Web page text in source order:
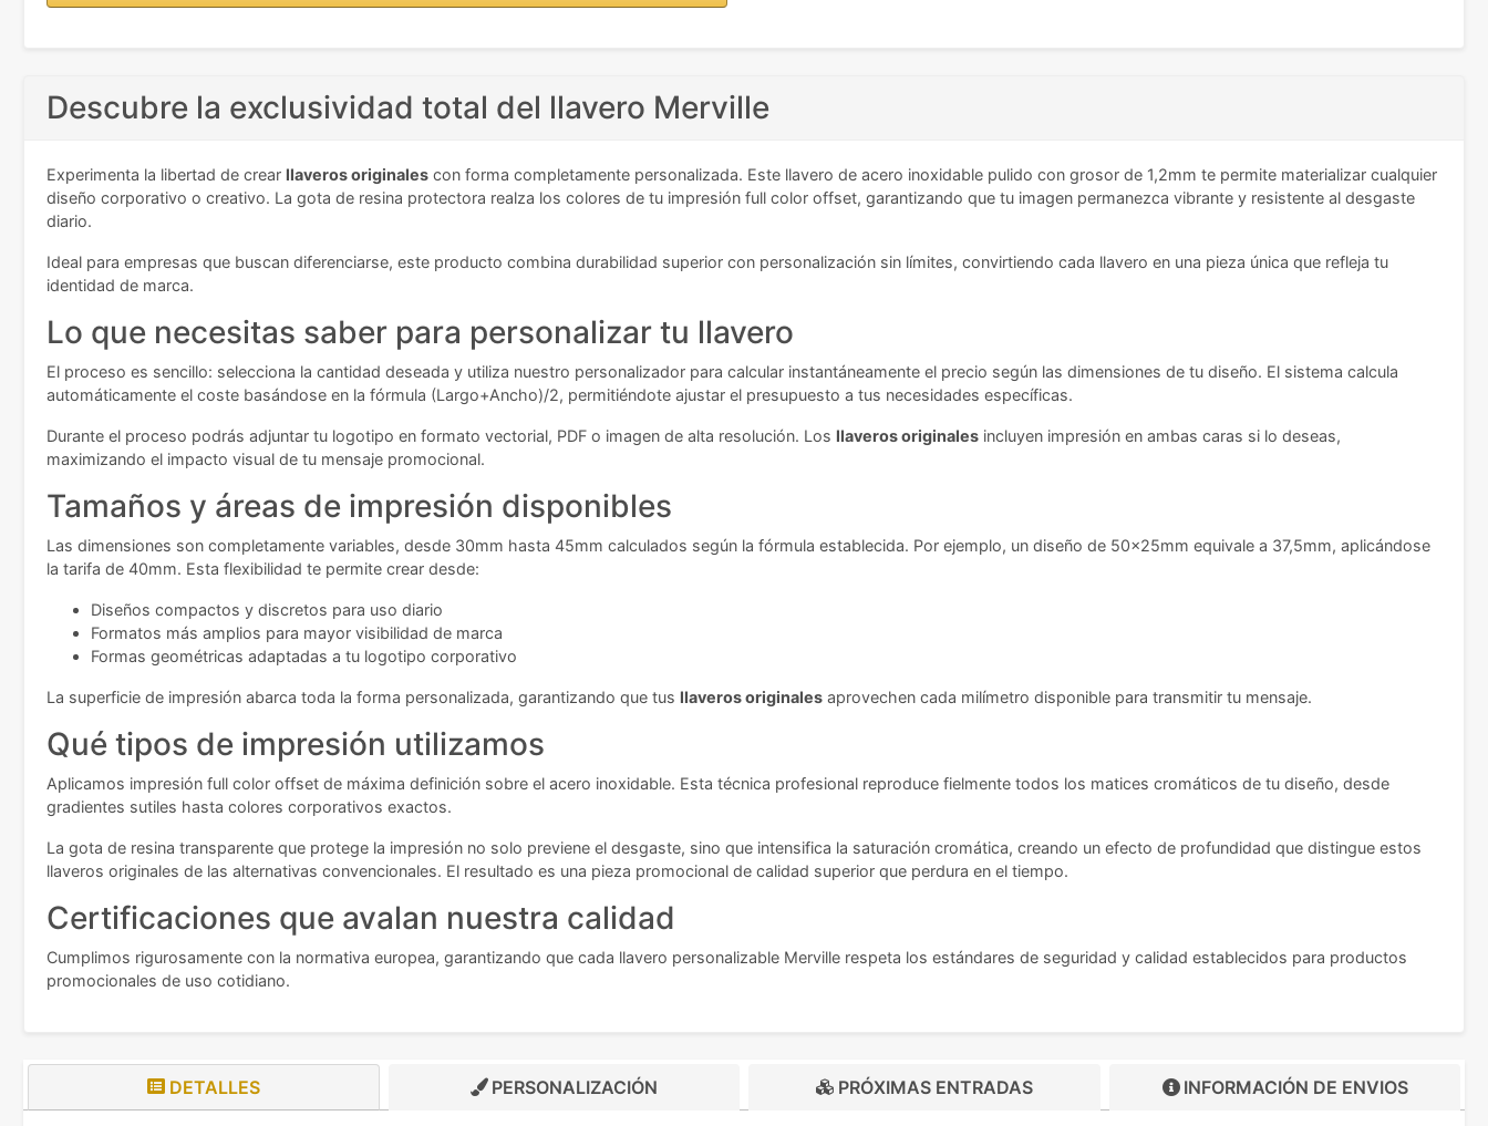
Descubre la exclusividad total del llavero Merville
Experimenta la libertad de crear llaveros originales con forma completamente personalizada. Este llavero de acero inoxidable pulido con grosor de 1,2mm te permite materializar cualquier
diseño corporativo o creativo. La gota de resina protectora realza los colores de tu impresión full color offset, garantizando que tu imagen permanezca vibrante y resistente al desgaste
diario.
Ideal para empresas que buscan diferenciarse, este producto combina durabilidad superior con personalización sin límites, convirtiendo cada llavero en una pieza única que refleja tu
identidad de marca.
Lo que necesitas saber para personalizar tu llavero
El proceso es sencillo: selecciona la cantidad deseada y utiliza nuestro personalizador para calcular instantáneamente el precio según las dimensiones de tu diseño. El sistema calcula
automáticamente el coste basándose en la fórmula (Largo+Ancho)/2, permitiéndote ajustar el presupuesto a tus necesidades específicas.
Durante el proceso podrás adjuntar tu logotipo en formato vectorial, PDF o imagen de alta resolución. Los llaveros originales incluyen impresión en ambas caras si lo deseas,
maximizando el impacto visual de tu mensaje promocional.
Tamaños y áreas de impresión disponibles
Las dimensiones son completamente variables, desde 30mm hasta 45mm calculados según la fórmula establecida. Por ejemplo, un diseño de 50x25mm equivale a 37,5mm, aplicándose
la tarifa de 40mm. Esta flexibilidad te permite crear desde:
Diseños compactos y discretos para uso diario
Formatos más amplios para mayor visibilidad de marca
Formas geométricas adaptadas a tu logotipo corporativo
La superficie de impresión abarca toda la forma personalizada, garantizando que tus llaveros originales aprovechen cada milímetro disponible para transmitir tu mensaje.
Qué tipos de impresión utilizamos
Aplicamos impresión full color offset de máxima definición sobre el acero inoxidable. Esta técnica profesional reproduce fielmente todos los matices cromáticos de tu diseño, desde
gradientes sutiles hasta colores corporativos exactos.
La gota de resina transparente que protege la impresión no solo previene el desgaste, sino que intensifica la saturación cromática, creando un efecto de profundidad que distingue estos
llaveros originales de las alternativas convencionales. El resultado es una pieza promocional de calidad superior que perdura en el tiempo.
Certificaciones que avalan nuestra calidad
Cumplimos rigurosamente con la normativa europea, garantizando que cada llavero personalizable Merville respeta los estándares de seguridad y calidad establecidos para productos
promocionales de uso cotidiano.
DETALLES PERSONALIZACIÓN PRÓXIMAS ENTRADAS INFORMACIÓN DE ENVIOS